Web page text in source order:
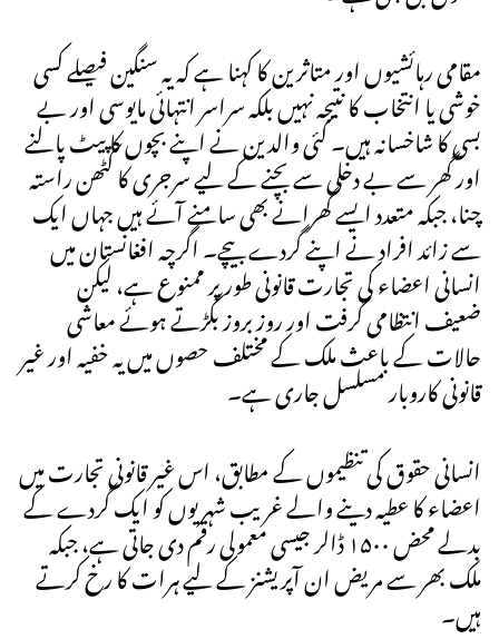
مقامی رہائشیوں اور متاثرین کا کہنا ہے کہ یہ سنگین فیصلے کسی
خوشی یا انتخاب کا نتیجہ نہیں بلکہ سراسر انتہائی مایوسی اور بے
بسی کا شاخسانہ ہیں۔ کئی والدین نے اپنے بچوں کا پیٹ پالنے
اور گھر سے بے دخلی سے بچنے کے لیے سرجری کا کٹھن راستہ
چنا، جبکہ متعدد ایسے گھرانے بھی سامنے آئے ہیں جہاں ایک
سے زائد افراد نے اپنے گردے بیچے۔ اگرچہ افغانستان میں
انسانی اعضاء کی تجارت قانونی طور پر ممنوع ہے، لیکن
ضعیف انتظامی گرفت اور روز بروز بگڑتے ہوئے معاشی
حالات کے باعث ملک کے مختلف حصوں میں یہ خفیہ اور غیر
قانونی کاروبار مسلسل جاری ہے۔
انسانی حقوق کی تنظیموں کے مطابق، اس غیر قانونی تجارت میں
اعضاء کا عطیہ دینے والے غریب شہریوں کو ایک گردے کے
بدلے محض ۱۵۰۰ ڈالر جیسی معمولی رقم دی جاتی ہے، جبکہ
ملک بھر سے مریض ان آپریشنز کے لیے ہرات کا رخ کرتے
ہیں۔